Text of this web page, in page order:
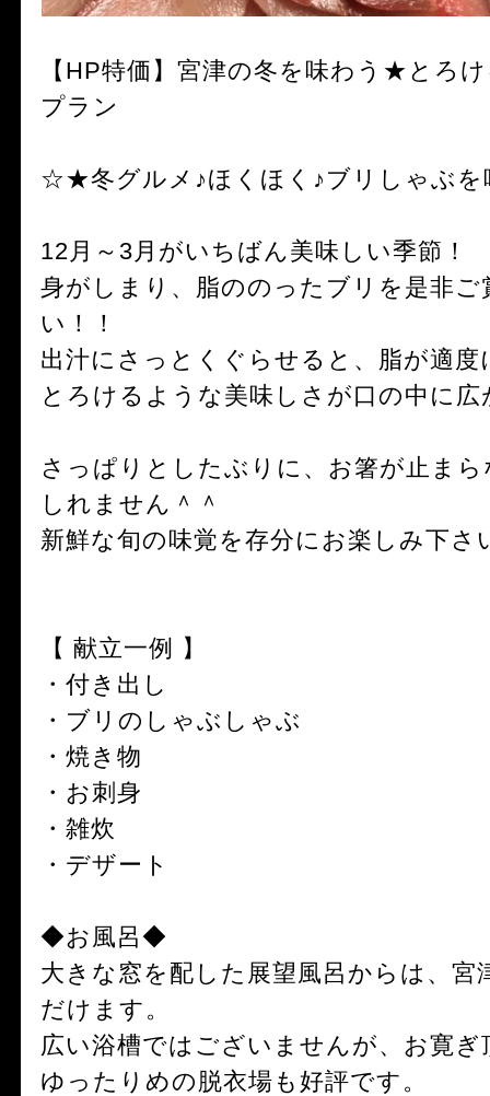
【HP特価】宮津の冬を味わう★とろ
プラン
☆★冬グルメ♪ほくほく♪ブリしゃぶ
12月～3月がいちばん美味しい季節！
身がしまり、脂ののったブリを是非ご
い！！
出汁にさっとくぐらせると、脂が適度
とろけるような美味しさが口の中に広
さっぱりとしたぶりに、お箸が止ま
しれません＾＾
新鮮な旬の味覚を存分にお楽しみ下さ
【 献立一例 】
・付き出し
・ブリのしゃぶしゃぶ
・焼き物
・お刺身
・雑炊
・デザート
◆お風呂◆
大きな窓を配した展望風呂からは、宮
だけます。
広い浴槽ではございませんが、お寛ぎ
ゆったりめの脱衣場も好評です。